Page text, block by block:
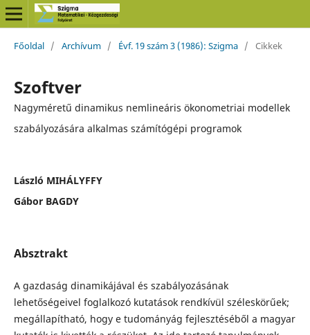
Főoldal / Archívum / Évf. 19 szám 3 (1986): Szigma / Cikkek
Szoftver
Nagyméretű dinamikus nemlineáris ökonometriai modellek
szabályozására alkalmas számítógépi programok
László MIHÁLYFFY
Gábor BAGDY
Absztrakt
A gazdaság dinamikájával és szabályozásának
lehetőségeivel foglalkozó kutatások rendkívül széleskörűek;
megállapítható, hogy e tudományág fejlesztéséből a magyar